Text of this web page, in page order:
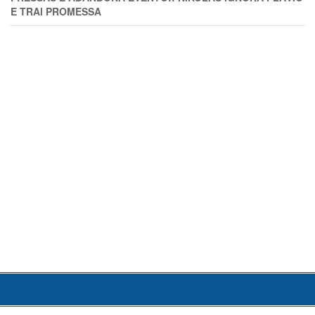
E TRAl PROMESSA